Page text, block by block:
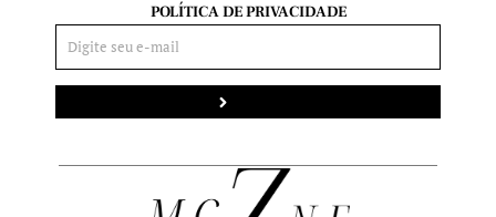
POLÍTICA DE PRIVACIDADE